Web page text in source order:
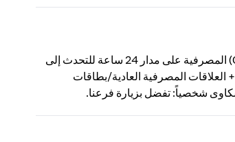
كيفية تسجيل شكوىللحصول على مساعدة سريعة، اتصل بخدمة سيتي فون (Citiphone) المصرفية على مدار 24 ساعة للتحدث إلى
ممثل سيتي؛ سيتي جولد برايفت كلاينت: 97143114272 + سيتي جولد: 97143114653 + العلاقات المصرفية العادية/بطاقات